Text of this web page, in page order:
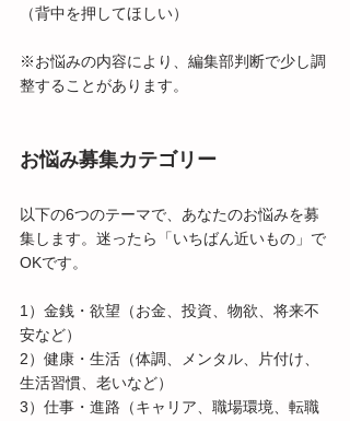
（背中を押してほしい）
※お悩みの内容により、編集部判断で少し調
整することがあります。
お悩み募集カテゴリー
以下の6つのテーマで、あなたのお悩みを募
集します。迷ったら「いちばん近いもの」で
OKです。
1）金銭・欲望（お金、投資、物欲、将来不
安など）
2）健康・生活（体調、メンタル、片付け、
生活習慣、老いなど）
3）仕事・進路（キャリア、職場環境、転職